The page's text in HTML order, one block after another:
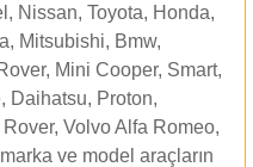
Nissan, Toyota, Honda,
Mitsubishi, Bmw,
Mini Cooper, Smart,
Daihatsu, Proton,
Volvo Alfa Romeo,
ve model araçların